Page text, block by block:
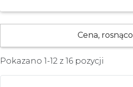
Cena, rosnąco
Pokazano 1-12 z 16 pozycji